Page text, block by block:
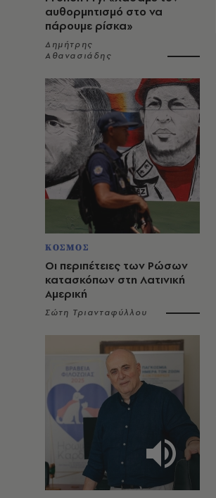
αυθορμητισμό στο να
πάρουμε ρίσκα»
Δημήτρης
Αθανασιάδης
ΚΟΣΜΟΣ
Οι περιπέτειες των Ρώσων
κατασκόπων στη Λατινική
Αμερική
Σώτη Τριανταφύλλου